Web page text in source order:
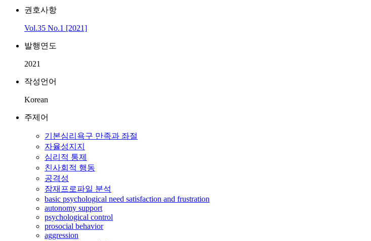
권호사항
Vol.35 No.1 [2021]
발행연도
2021
작성언어
Korean
주제어
기본심리욕구 만족과 좌절
자율성지지
심리적 통제
친사회적 행동
공격성
잠재프로파일 분석
basic psychological need satisfaction and frustration
autonomy support
psychological control
prosocial behavior
aggression